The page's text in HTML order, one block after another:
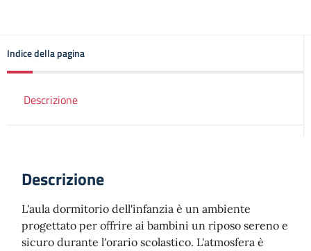
Indice della pagina
Descrizione
Descrizione
L'aula dormitorio dell'infanzia è un ambiente
progettato per offrire ai bambini un riposo sereno e
sicuro durante l'orario scolastico. L'atmosfera è